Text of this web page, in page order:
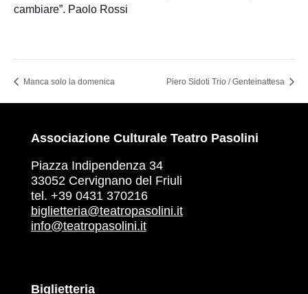
cambiare”. Paolo Rossi
Manca solo la domenica Piero Sidoti Trio / Genteinattesa
Associazione Culturale Teatro Pasolini
Piazza Indipendenza 34
33052 Cervignano del Friuli
tel. +39 0431 370216
biglietteria@teatropasolini.it
info@teatropasolini.it
Biglietteria